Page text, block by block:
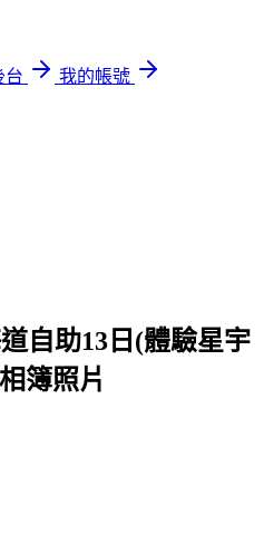
台
我的帳號
自助13日(體驗星宇
簿照片